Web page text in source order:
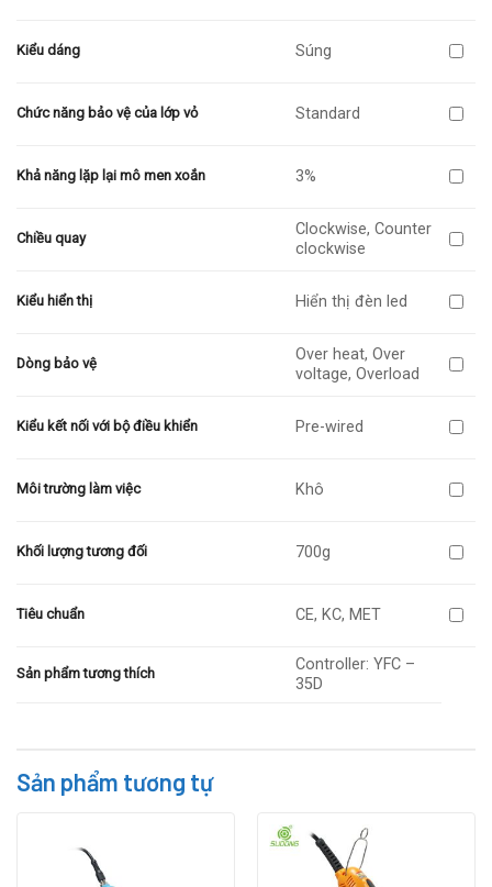
Kiểu dáng Súng
Chức năng bảo vệ của lớp vỏ Standard
Khả năng lặp lại mô men xoắn 3%
Chiều quay
Clockwise, Counter
clockwise
Kiểu hiển thị Hiển thị đèn led
Dòng bảo vệ
Over heat, Over
voltage, Overload
Kiểu kết nối với bộ điều khiển Pre-wired
Môi trường làm việc Khô
Khối lượng tương đối 700g
Tiêu chuẩn CE, KC, MET
Sản phẩm tương thích
Controller: YFC –
35D
Sản phẩm tương tự